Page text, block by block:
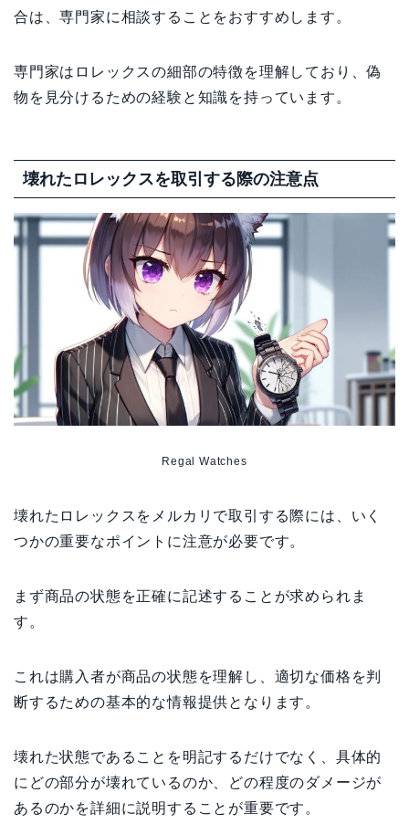
合は、専門家に相談することをおすすめします。
専門家はロレックスの細部の特徴を理解しており、偽
物を見分けるための経験と知識を持っています。
壊れたロレックスを取引する際の注意点
Regal Watches
壊れたロレックスをメルカリで取引する際には、いく
つかの重要なポイントに注意が必要です。
まず商品の状態を正確に記述することが求められま
す。
これは購入者が商品の状態を理解し、適切な価格を判
断するための基本的な情報提供となります。
壊れた状態であることを明記するだけでなく、具体的
にどの部分が壊れているのか、どの程度のダメージが
あるのかを詳細に説明することが重要です。